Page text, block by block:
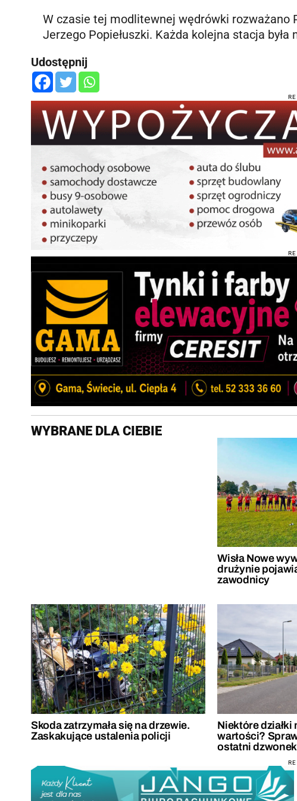
W czasie tej modlitewnej wędrówki rozważano
Jerzego Popiełuszki. Każda kolejna stacja
Udostępnij
WYBRANE DLA CIEBIE
Wisła Nowe
drużynie
zawodnicy
Skoda zatrzymała się na drzewie.
Zaskakujące ustalenia policji
Niektóre
wartości?
ostatni dzwonek